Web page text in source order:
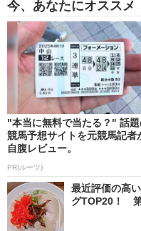
今、あなたにオススメ
"本当に無料で当たる？" 話
競馬予想サイトを元競馬記者
自腹レビュー。
PR(ルーツ)
最近評価の高
グTOP20！